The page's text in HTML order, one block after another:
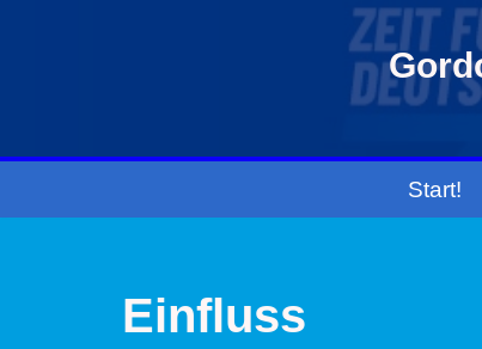
Start!
Einfluss